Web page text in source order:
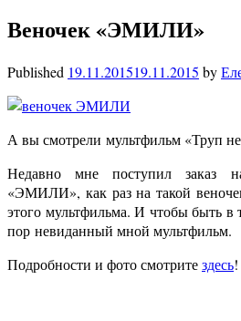
Веночек «ЭМИЛИ»
Published 19.11.201519.11.2015 by
А вы смотрели мультфильм «Труп
Недавно мне поступил заказ
«ЭМИЛИ», как раз на такой
этого мультфильма. И чтобы быть в
пор невиданный мной мультфильм.
Подробности и фото смотритездесь!